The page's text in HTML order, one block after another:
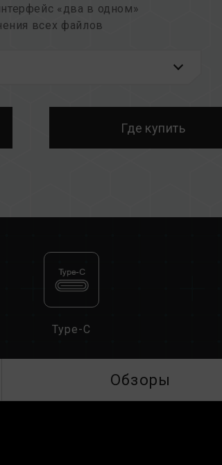
«два в одном»
всех файлов
Где купить
Type-C
Обзоры